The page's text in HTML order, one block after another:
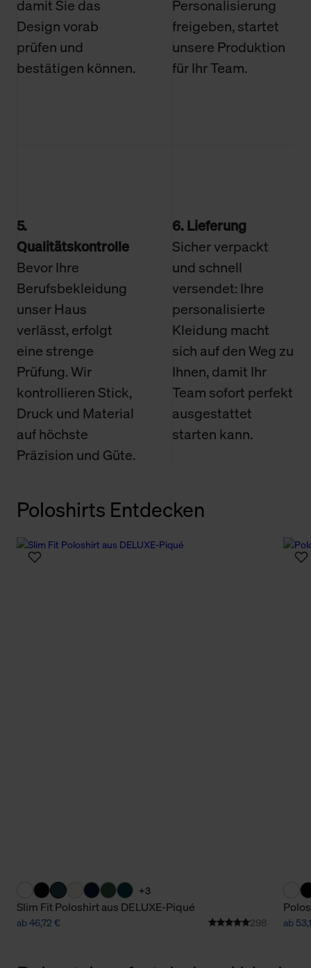
damit Sie das
Design vorab
prüfen und
bestätigen können.
Personalisierung
freigeben, startet
unsere Produktion
für Ihr Team.
5.
Qualitätskontrolle
Bevor Ihre
Berufsbekleidung
unser Haus
verlässt, erfolgt
eine strenge
Prüfung. Wir
kontrollieren Stick,
Druck und Material
auf höchste
Präzision und Güte.
6. Lieferung
Sicher verpackt
und schnell
versendet: Ihre
personalisierte
Kleidung macht
sich auf den Weg zu
Ihnen, damit Ihr
Team sofort perfekt
ausgestattet
starten kann.
Poloshirts Entdecken
+3
Slim Fit Poloshirt aus DELUXE-Piqué
ab 46,72 € 298 ab